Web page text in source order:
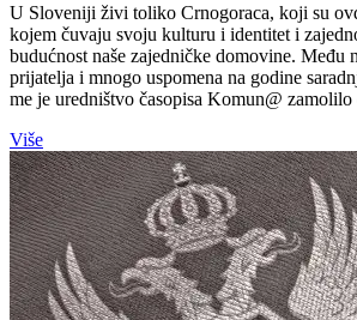
U Sloveniji živi toliko Crnogoraca, koji su
kojem čuvaju svoju kulturu i identitet i
budućnost naše zajedničke domovine. Među
prijatelja i mnogo uspomena na godine
me je uredništvo časopisa Komun@
Više